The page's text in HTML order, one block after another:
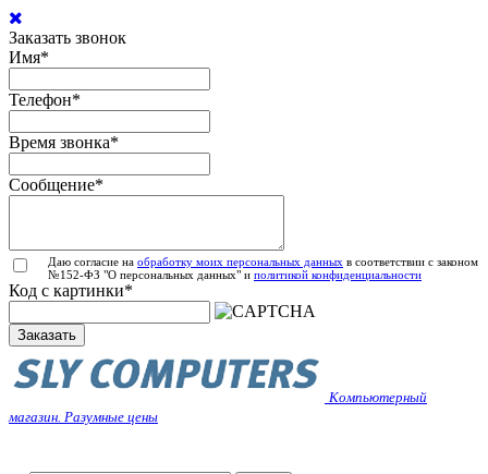
Заказать звонок
Имя*
Телефон*
Время звонка*
Сообщение*
Даю согласие на обработку моих персональных данных в соответствии с законом
№152-ФЗ "О персональных данных" и политикой конфиденциальности
Код с картинки*
Заказать
Компьютерный
магазин. Разумные цены